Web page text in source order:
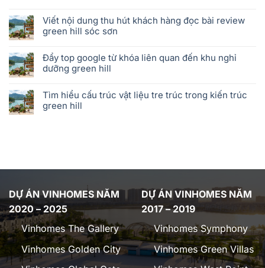
Viết nội dung thu hút khách hàng đọc bài review
green hill sóc sơn
Đẩy top google từ khóa liên quan đến khu nghỉ
dưỡng green hill
Tìm hiểu cấu trúc vật liệu tre trúc trong kiến trúc
green hill
DỰ ÁN VINHOMES NĂM
2020 – 2025
Vinhomes The Gallery
Vinhomes Golden City
DỰ ÁN VINHOMES NĂM
2017 – 2019
Vinhomes Symphony
Vinhomes Green Villas